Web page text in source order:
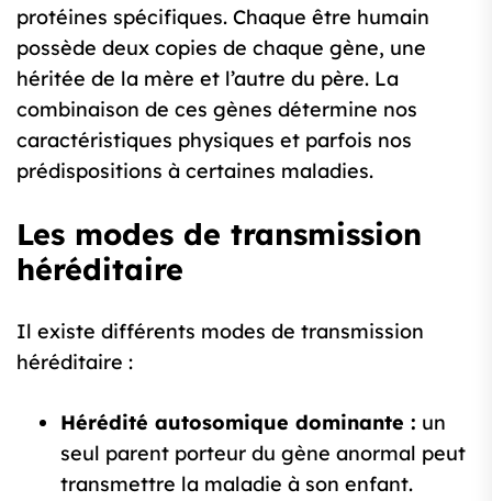
protéines spécifiques. Chaque être humain
possède deux copies de chaque gène, une
héritée de la mère et l’autre du père. La
combinaison de ces gènes détermine nos
caractéristiques physiques et parfois nos
prédispositions à certaines maladies.
Les modes de transmission
héréditaire
Il existe différents modes de transmission
héréditaire :
Hérédité autosomique dominante : un
seul parent porteur du gène anormal peut
transmettre la maladie à son enfant.